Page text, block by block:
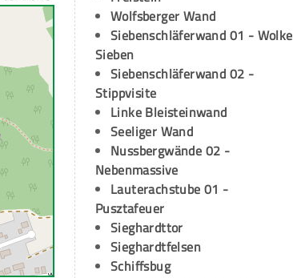
Wolfsberger Wand
Siebenschläferwand 01 - Wolke
Sieben
Siebenschläferwand 02 -
Stippvisite
Linke Bleisteinwand
Seeliger Wand
Nussbergwände 02 -
Nebenmassive
Lauterachstube 01 -
Pusztafeuer
Sieghardttor
Sieghardtfelsen
Schiffsbug